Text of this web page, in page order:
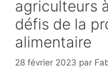
agriculteurs
défis de la
alimentaire
28 février 2023 par